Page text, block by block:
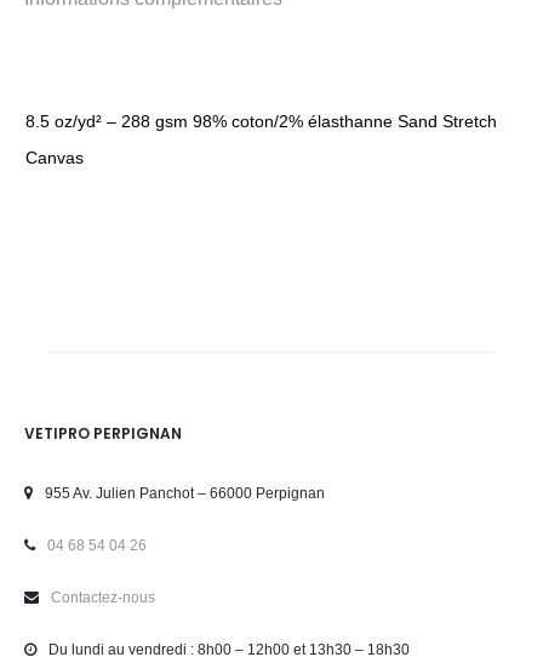
8.5 oz/yd² – 288 gsm 98% coton/2% élasthanne Sand Stretch
Canvas
VETIPRO PERPIGNAN
955 Av. Julien Panchot – 66000 Perpignan
04 68 54 04 26
Contactez-nous
Du lundi au vendredi : 8h00 – 12h00 et 13h30 – 18h30